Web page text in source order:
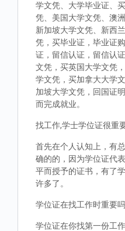
学文凭、大学毕业证、
凭、美国大学文凭、澳
新加坡大学文凭、新西
凭，买毕业证，毕业证
证，留信认证，留信认
文凭，买英国大学文凭
学文凭，买加拿大大学
加坡大学文凭，回国证
而完成就业。
找工作,学士学位证很重
首先在个人认知上，有
确的的，因为学位证代
平而授予的证书，有了
许多了。
学位证在找工作时重要
学位证在你找第一份工